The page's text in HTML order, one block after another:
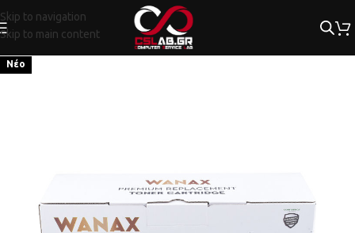
Skip to navigation
Skip to main content
Νέο